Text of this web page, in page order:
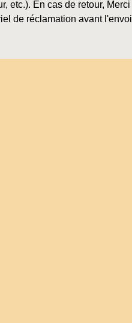
etc.). En cas de retour, Merci
de réclamation avant l'envoi